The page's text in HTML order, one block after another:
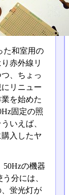
た和室用の
赤外線リ
、ちょっ
リニュー
を始めた
固定の照
いえば、
入したヤ
50Hzの機器
分には、
蛍光灯が